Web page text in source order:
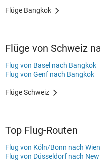
Flüge Bangkok
Flüge von Schweiz
Flug von Basel nach Bangkok
Flug von Genf nach Bangkok
Flüge Schweiz
Top Flug-Routen
Flug von Köln/Bonn nach Wien
Flug von Düsseldorf nach